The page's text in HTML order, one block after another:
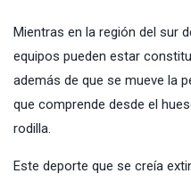
Mientras en la región del sur
equipos pueden estar
además de que se mueve la
que comprende desde el
rodilla.
Este deporte que se creía